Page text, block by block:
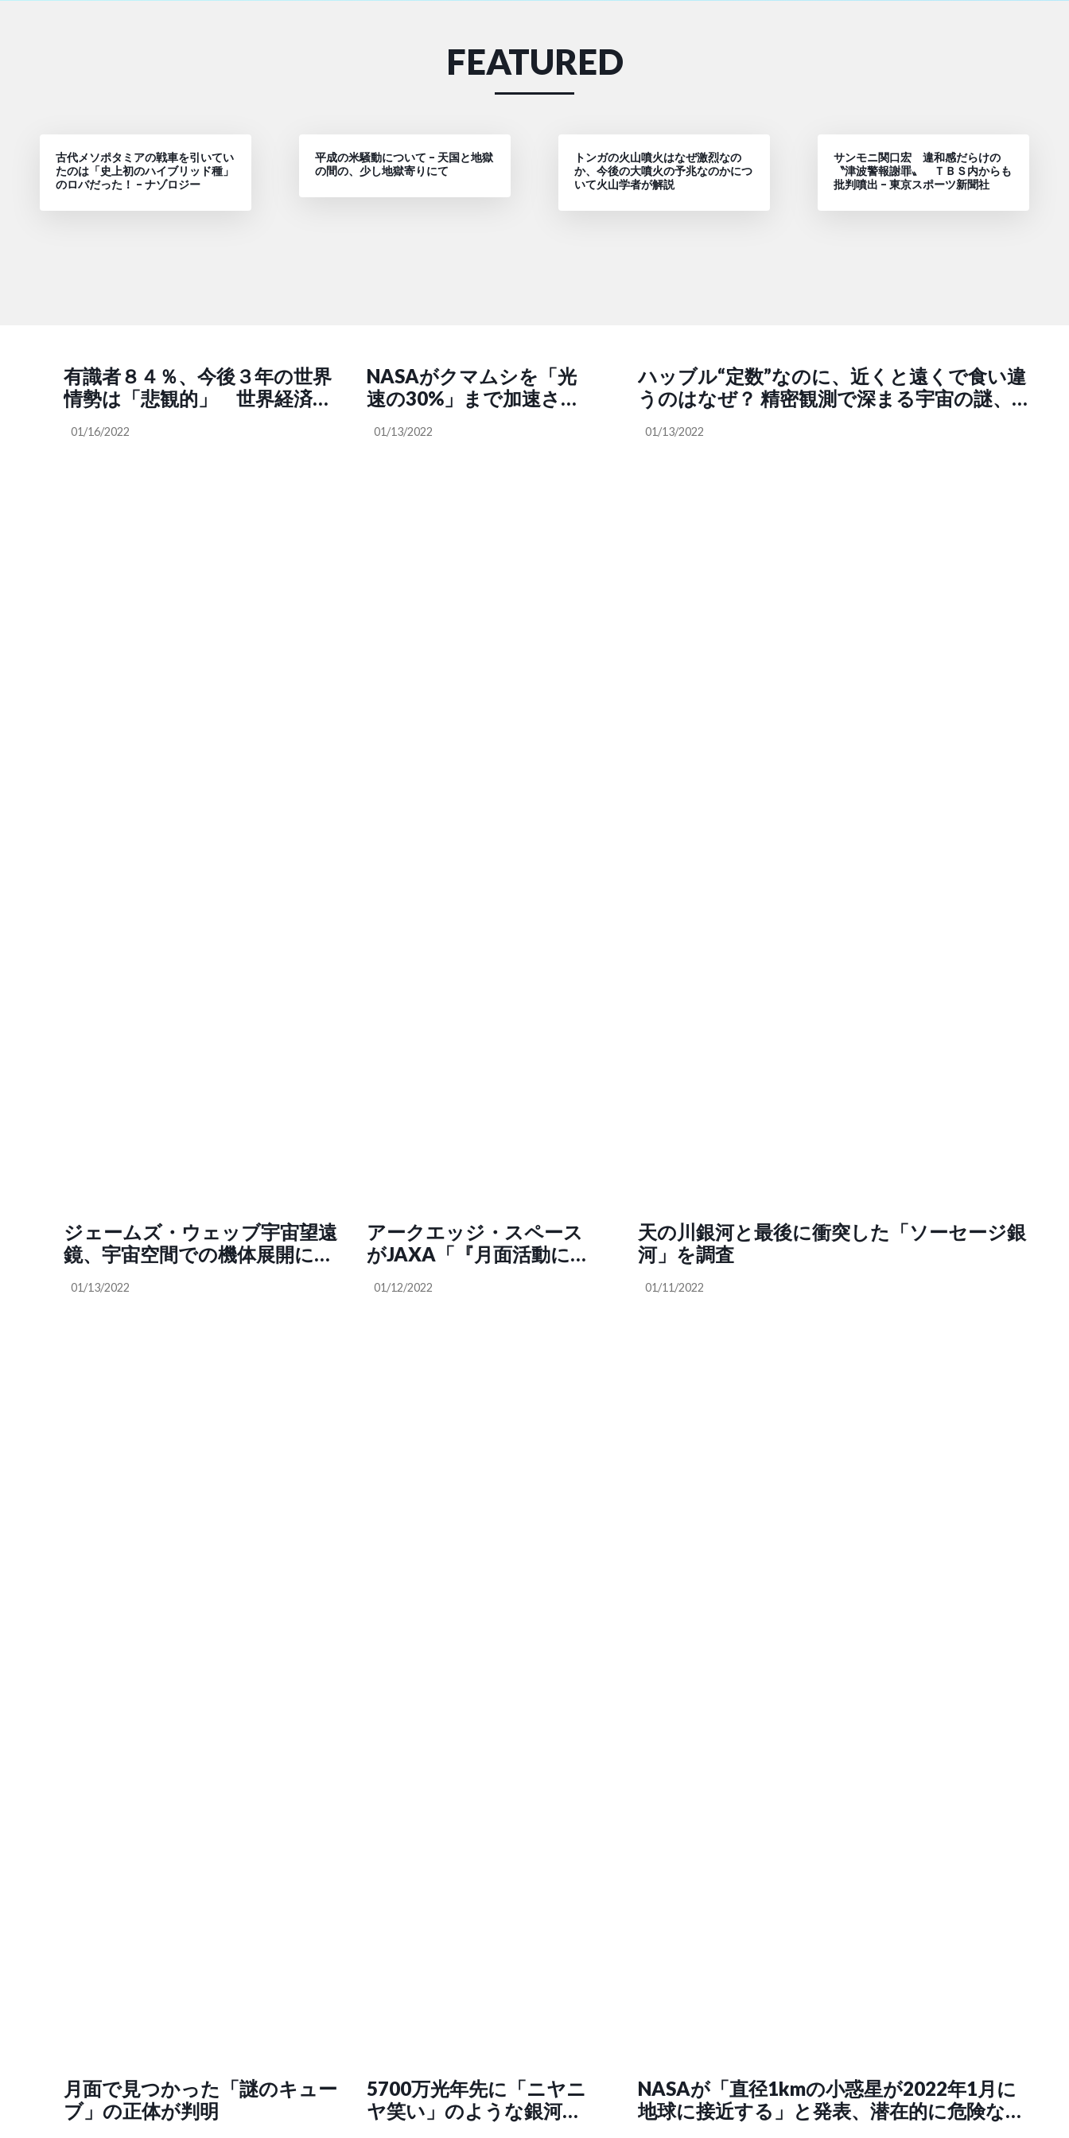
FEATURED
古代メソポタミアの戦車を引いてい
たのは「史上初のハイブリッド種」
のロバだった！ – ナゾロジー
平成の米騒動について – 天国と地獄
の間の、少し地獄寄りにて
トンガの火山噴火はなぜ激烈なの
か、今後の大噴火の予兆なのかにつ
いて火山学者が解説
サンモニ関口宏 違和感だらけの
〝津波警報謝罪〟 ＴＢＳ内からも
批判噴出 – 東京スポーツ新聞社
有識者８４％、今後３年の世界
情勢は「悲観的」 世界経済フ
01/16/2022
NASAがクマムシを「光
速の30%」まで加速させ
01/13/2022
ハッブル“定数”なのに、近くと遠くで食い違
うのはなぜ？ 精密観測で深まる宇宙の謎、
JBpress (ジェイビープレス)
01/13/2022
ジェームズ・ウェッブ宇宙望遠
鏡、宇宙空間での機体展開に成
01/13/2022
アークエッジ・スペース
がJAXA「『⽉⾯活動に向
発』に関する検討」委託
01/12/2022
天の川銀河と最後に衝突した「ソーセージ銀
河」を調査
01/11/2022
月面で見つかった「謎のキュー
ブ」の正体が判明
5700万光年先に「ニヤニ
ヤ笑い」のような銀河を
NASAが「直径1kmの小惑星が2022年1月に
地球に接近する」と発表、潜在的に危険な天